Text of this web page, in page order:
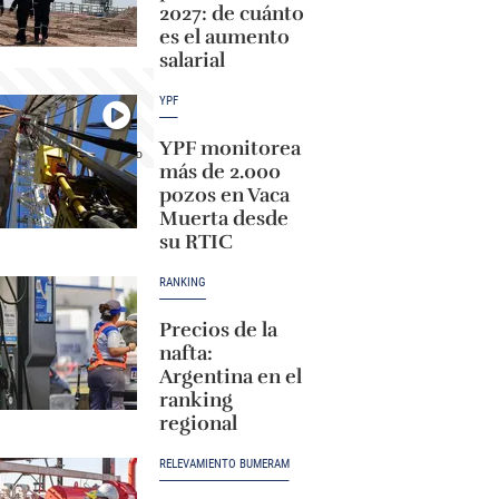
2027: de cuánto
es el aumento
salarial
YPF
YPF monitorea
más de 2.000
pozos en Vaca
Muerta desde
su RTIC
RANKING
Precios de la
nafta:
Argentina en el
ranking
regional
RELEVAMIENTO BUMERAM